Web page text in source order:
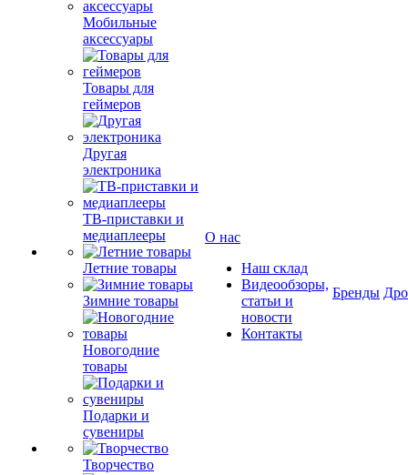
Мобильные
аксессуары
Товары для
геймеров
Другая
электроника
ТВ-приставки и
медиаплееры
Летние товары
Зимние товары
Новогодние
товары
Подарки и
сувениры
Творчество
О нас
Наш склад
Видеообзоры,
статьи и
новости
Контакты
Бренды